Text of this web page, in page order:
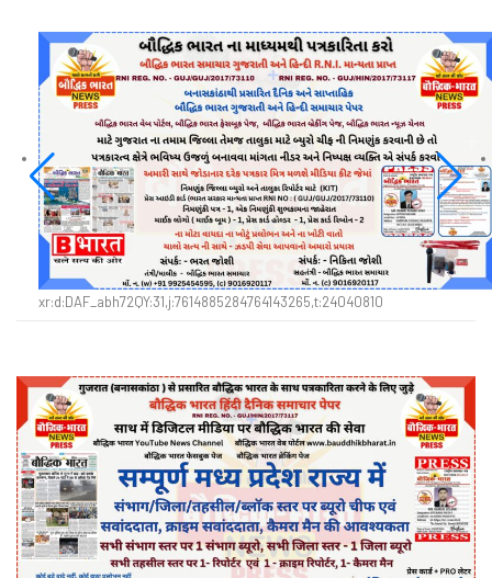
xr:d:DAF_abh72QY:31,j:7614885284764143265,t:24040810